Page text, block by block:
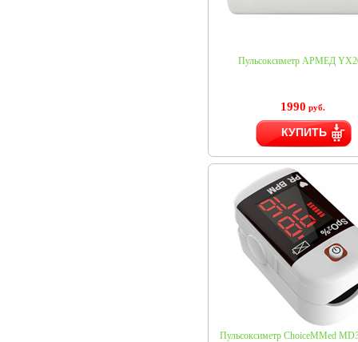
Пульсоксиметр АРМЕД
1990 руб.
КУПИТЬ
Пульсоксиметр ChoiceMMed